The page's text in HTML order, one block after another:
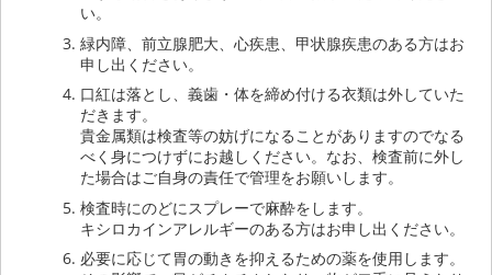
い。
緑内障、前立腺肥大、心疾患、甲状腺疾患のある方はお
申し出ください。
口紅は落とし、義歯・体を締め付ける衣類は外していた
だきます。
貴金属類は検査等の妨げになることがありますのでなる
べく身につけずにお越しください。なお、検査前に外し
た場合はご自身の責任で管理をお願いします。
検査時にのどにスプレーで麻酔をします。
キシロカインアレルギーのある方はお申し出ください。
必要に応じて胃の動きを抑えるための薬を使用します。